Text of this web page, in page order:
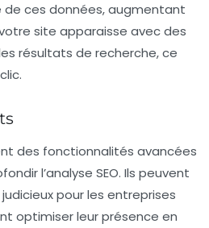
de ces données, augmentant
site apparaisse avec des
résultats de recherche, ce
des fonctionnalités avancées
l’analyse SEO. Ils peuvent
pour les entreprises
optimiser leur présence en